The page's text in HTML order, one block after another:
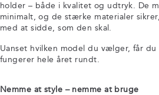
holder – både i kvalitet og udtryk. De
minimalt, og de stærke materialer
med at sidde, som den skal.
Uanset hvilken model du vælger, får
fungerer hele året rundt.
Nemme at style – nemme at bruge